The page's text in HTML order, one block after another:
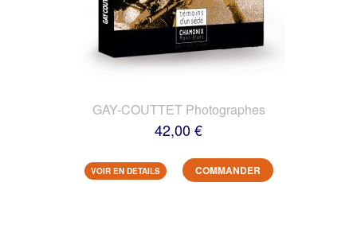
GAY-COUTTET Photographes
42,00 €
VOIR EN DETAILS COMMANDER